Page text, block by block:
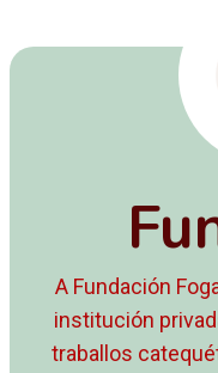
A Fundación
institución
traballos